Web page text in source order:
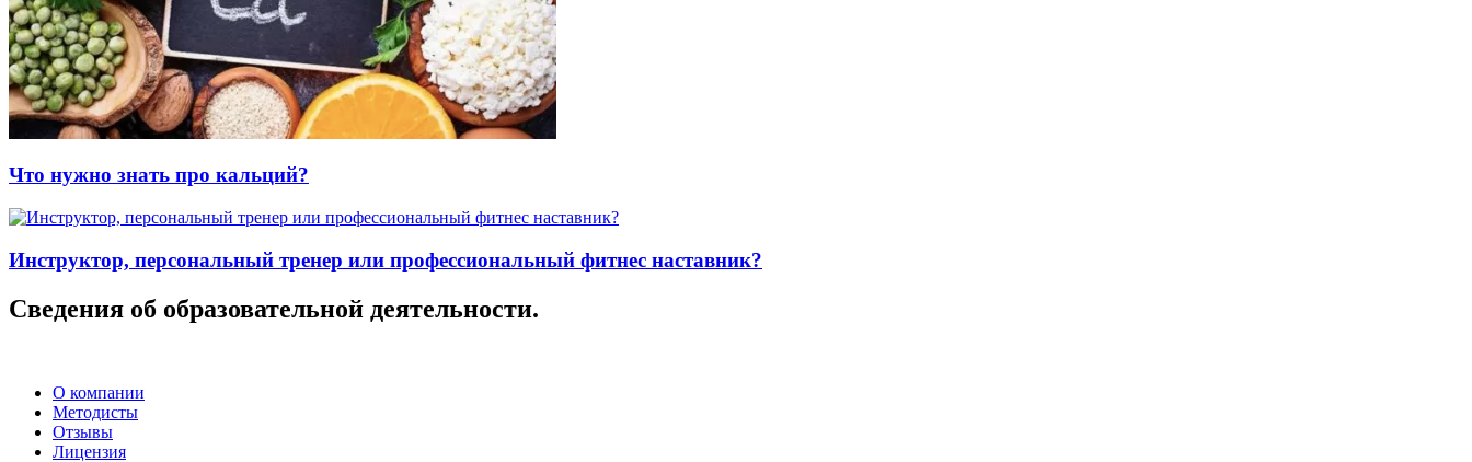
Что нужно знать про кальций?
Инструктор, персональный тренер или профессиональный фитнес наставник?
Сведения об образовательной деятельности.
О компании
Методисты
Отзывы
Лицензия